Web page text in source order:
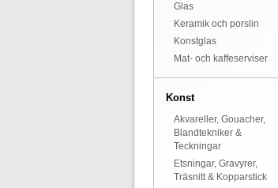
Glas
Keramik och porslin
Konstglas
Mat- och kaffeserviser
Konst
Akvareller, Gouacher,
Blandtekniker &
Teckningar
Etsningar, Gravyrer,
Träsnitt & Kopparstick